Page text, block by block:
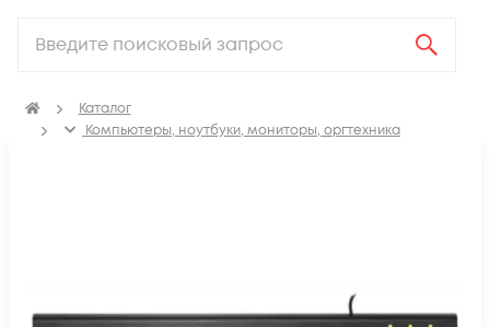
Каталог
Компьютеры, ноутбуки, мониторы, оргтехника